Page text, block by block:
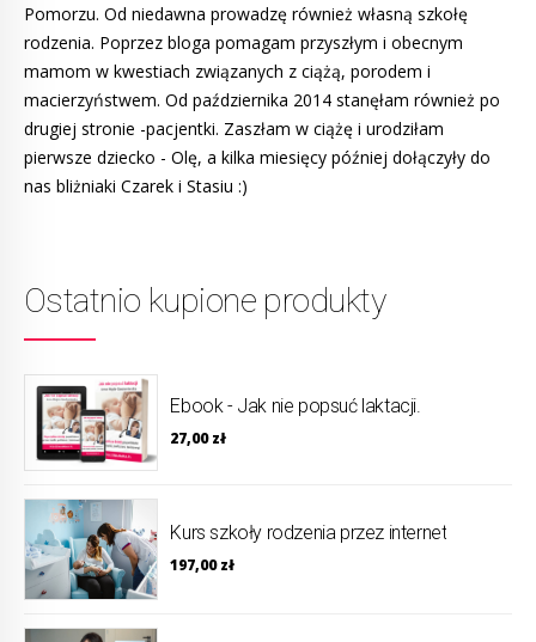
Pomorzu. Od niedawna prowadzę również własną szkołę
rodzenia. Poprzez bloga pomagam przyszłym i obecnym
mamom w kwestiach związanych z ciążą, porodem i
macierzyństwem. Od października 2014 stanęłam również po
drugiej stronie -pacjentki. Zaszłam w ciążę i urodziłam
pierwsze dziecko - Olę, a kilka miesięcy później dołączyły do
nas bliżniaki Czarek i Stasiu :)
Ostatnio kupione produkty
Ebook - Jak nie popsuć laktacji.
27,00zł
Kurs szkoły rodzenia przez internet
197,00zł